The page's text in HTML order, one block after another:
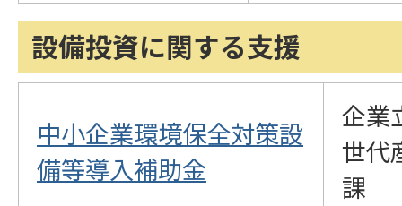
設備投資に関する支援
中小企業環境保全対策設
備等導入補助金
企業
世代
課